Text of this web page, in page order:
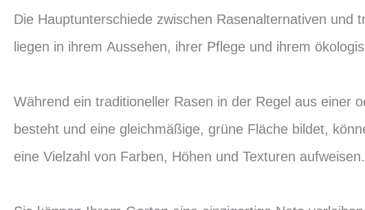
Die Hauptunterschiede zwischen Rasenalternativen und
liegen in ihrem Aussehen, ihrer Pflege und ihrem
Während ein traditioneller Rasen in der Regel aus einer
besteht und eine gleichmäßige, grüne Fläche bildet,
eine Vielzahl von Farben, Höhen und Texturen aufweisen.